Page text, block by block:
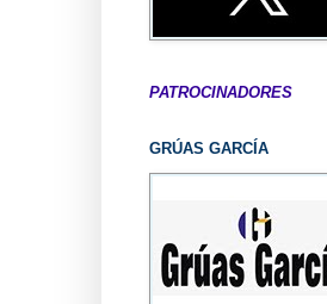
PATROCINADORES
GRÚAS GARCÍA